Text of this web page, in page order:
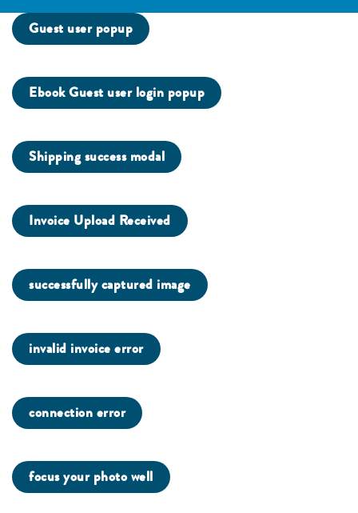
Guest user popup
Ebook Guest user login popup
Shipping success modal
Invoice Upload Received
successfully captured image
invalid invoice error
connection error
focus your photo well